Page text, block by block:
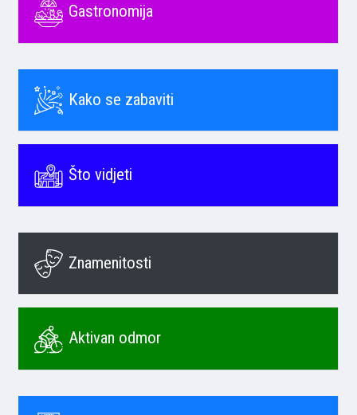
Gastronomija
Kako se zabaviti
Što vidjeti
Znamenitosti
Aktivan odmor